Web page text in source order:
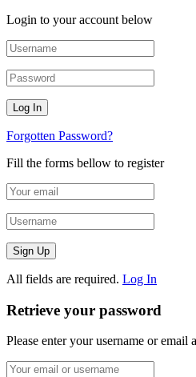
Login to your account below
Forgotten Password?
Fill the forms bellow to register
All fields are required. Log In
Retrieve your password
Please enter your username or email